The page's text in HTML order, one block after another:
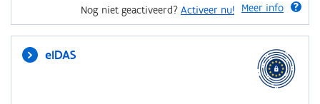
Meer info
Nog niet geactiveerd? Activeer nu!
eIDAS